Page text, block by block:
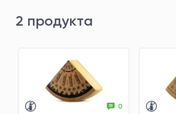
2 продукта
0